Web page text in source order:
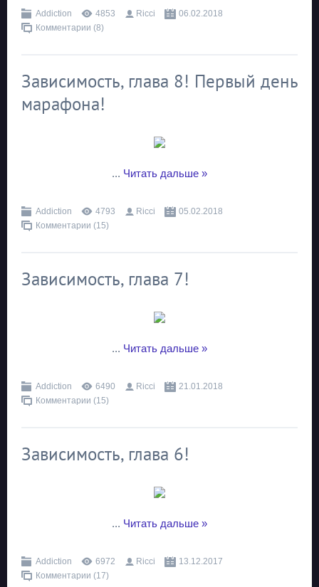
Addiction 4853 Ricci
06.02.2018
Комментарии (8)
Зависимость, глава 8! Первый день
марафона!
... Читать дальше »
Addiction 4793 Ricci
05.02.2018
Комментарии (15)
Зависимость, глава 7!
... Читать дальше »
Addiction 6490 Ricci
21.01.2018
Комментарии (15)
Зависимость, глава 6!
... Читать дальше »
Addiction 6972 Ricci
13.12.2017
Комментарии (17)